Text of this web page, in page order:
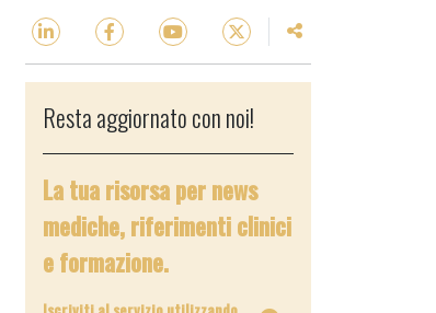
Resta aggiornato con noi!
La tua risorsa per news
mediche, riferimenti clinici
e formazione.